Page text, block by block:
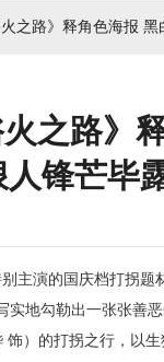
之路》释角色海报
之路》
锋芒毕
主演的国庆档打拐
地勾勒出一张张善
饰）的打拐之行，以